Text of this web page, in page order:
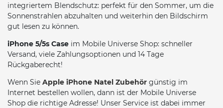
integriertem Blendschutz: perfekt für den Sommer, um die
Sonnenstrahlen abzuhalten und weiterhin den Bildschirm
gut lesen zu können.
iPhone 5/5s Case im Mobile Universe Shop: schneller
Versand, viele Zahlungsoptionen und 14 Tage
Rückgaberecht!
Wenn Sie Apple iPhone Natel Zubehör günstig im
Internet bestellen wollen, dann ist der Mobile Universe
Shop die richtige Adresse! Unser Service ist dabei immer